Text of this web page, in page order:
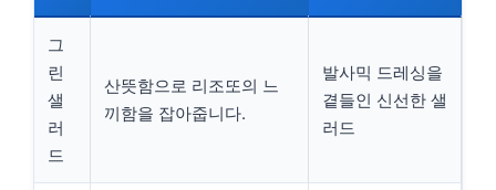
그
린
샐
러
드
산뜻함으로 리조또의 느
끼함을 잡아줍니다.
발사믹 드레싱을
곁들인 신선한 샐
러드